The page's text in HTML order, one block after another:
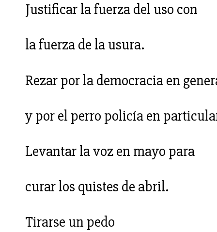
Justificar la fuerza del uso con
la fuerza de la usura.
Rezar por la democracia en
y por el perro policía en
Levantar la voz en mayo para
curar los quistes de abril.
Tirarse un pedo